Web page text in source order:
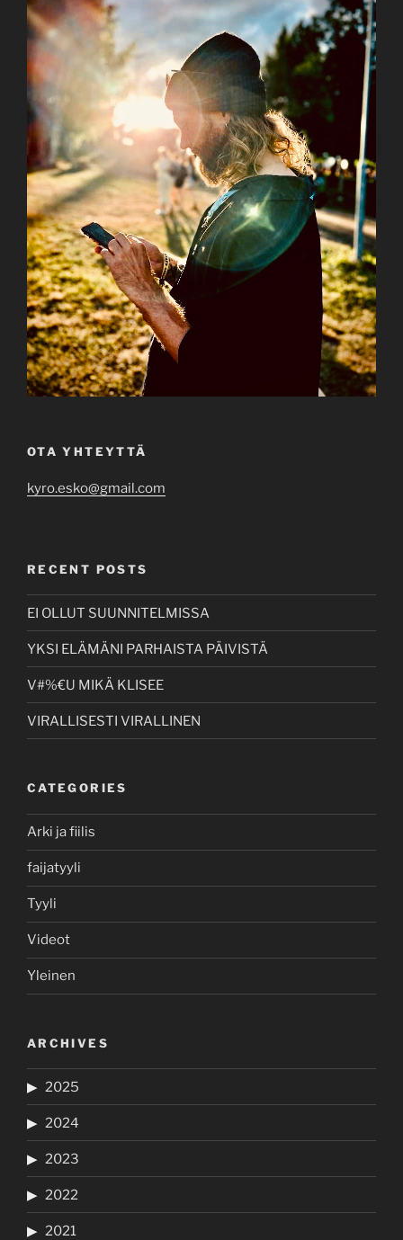
OTA YHTEYTTÄ
kyro.esko@gmail.com
RECENT POSTS
EI OLLUT SUUNNITELMISSA
YKSI ELÄMÄNI PARHAISTA PÄIVISTÄ
V#%€U MIKÄ KLISEE
VIRALLISESTI VIRALLINEN
CATEGORIES
Arki ja fiilis
faijatyyli
Tyyli
Videot
Yleinen
ARCHIVES
2025
2024
2023
2022
2021